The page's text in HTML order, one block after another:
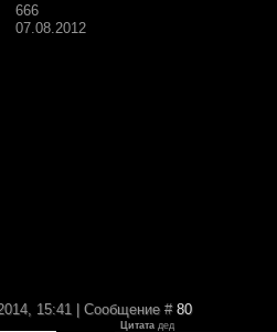
666
07.08.2012
15:41 | Сообщение # 80
Цитата дед